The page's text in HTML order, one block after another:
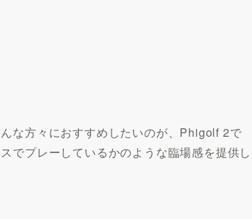
な方々におすすめしたいのが、Phigolf 2で
でプレーしているかのような臨場感を提供し